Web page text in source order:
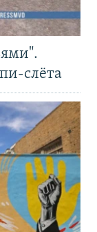
слёта